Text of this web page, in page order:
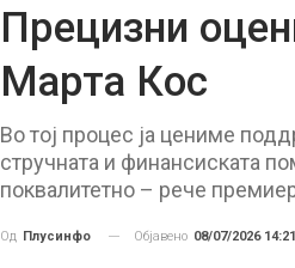
Прецизни
Марта Кос
Во тој процес ја цениме
стручната и финансиската
поквалитетно – рече
Од Плусинфо Објавено 08/07/2026